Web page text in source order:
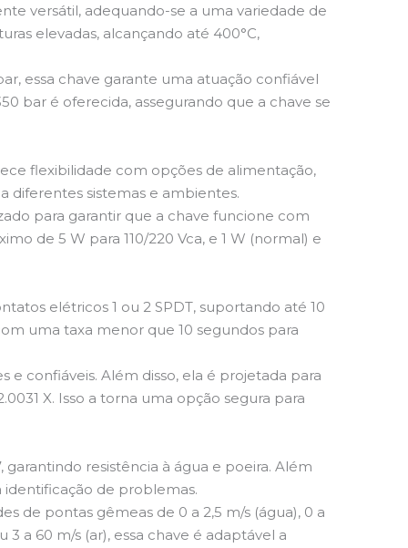
versátil, adequando-se a uma variedade de
elevadas, alcançando até 400°C,
essa chave garante uma atuação confiável
bar é oferecida, assegurando que a chave se
flexibilidade com opções de alimentação,
diferentes sistemas e ambientes.
para garantir que a chave funcione com
de 5 W para 110/220 Vca, e 1 W (normal) e
elétricos 1 ou 2 SPDT, suportando até 10
uma taxa menor que 10 segundos para
e confiáveis. Além disso, ela é projetada para
X. Isso a torna uma opção segura para
resistência à água e poeira. Além
de problemas.
de pontas gêmeas de 0 a 2,5 m/s (água), 0 a
3 a 60 m/s (ar), essa chave é adaptável a